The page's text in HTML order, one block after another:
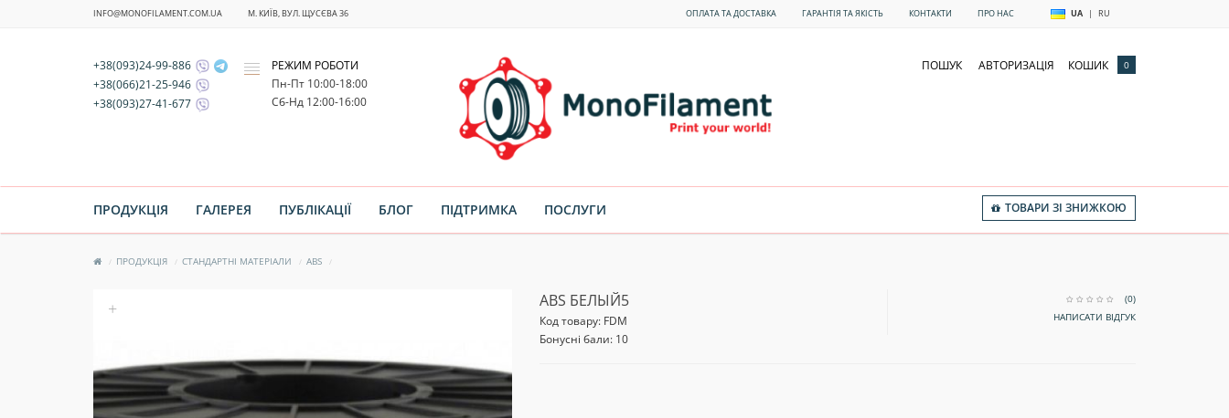
INFO@MONOFILAMENT.COM.UA М. КИЇВ, ВУЛ. ЩУСЄВА 36 ОПЛАТА ТА ДОСТАВКА ГАРАНТІЯ ТА ЯКІСТЬ КОНТАКТИ ПРО НАС UA | RU
+38(093)24-99-886
+38(066)21-25-946
+38(093)27-41-677
РЕЖИМ РОБОТИ
Пн-Пт 10:00-18:00
Cб-Нд 12:00-16:00
ПОШУК АВТОРИЗАЦІЯ КОШИК 0
ПРОДУКЦІЯ ГАЛЕРЕЯ ПУБЛІКАЦІЇ БЛОГ ПІДТРИМКА ПОСЛУГИ ТОВАРИ ЗІ ЗНИЖКОЮ
ПРОДУКЦІЯ СТАНДАРТНІ МАТЕРІАЛИ ABS
+ ABS БЕЛЫЙ5
Код товару: FDM
Бонусні бали: 10
(0)
НАПИСАТИ ВІДГУК